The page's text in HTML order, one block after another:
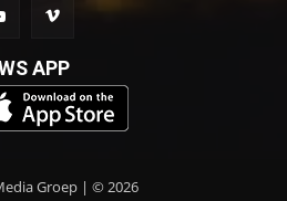
APP
Groep | © 2026